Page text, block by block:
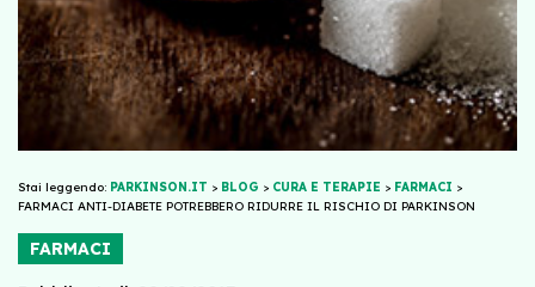
Stai leggendo: PARKINSON.IT > BLOG > CURA E TERAPIE > FARMACI >
FARMACI ANTI-DIABETE POTREBBERO RIDURRE IL RISCHIO DI PARKINSON
FARMACI